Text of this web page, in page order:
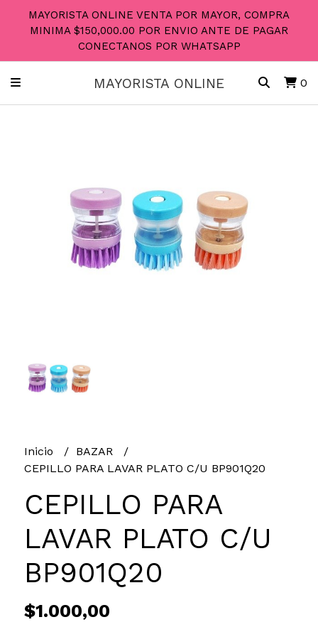
MAYORISTA ONLINE VENTA POR MAYOR, COMPRA
MINIMA $150,000.00 POR ENVIO ANTE DE PAGAR
CONECTANOS POR WHATSAPP
MAYORISTA ONLINE 0
Inicio
BAZAR
CEPILLO PARA LAVAR PLATO C/U BP901Q20
CEPILLO PARA
LAVAR PLATO C/U
BP901Q20
$1.000,00